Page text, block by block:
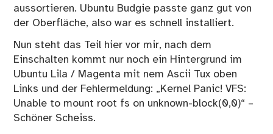
aussortieren. Ubuntu Budgie passte ganz gut von
der Oberfläche, also war es schnell installiert.
Nun steht das Teil hier vor mir, nach dem
Einschalten kommt nur noch ein Hintergrund im
Ubuntu Lila / Magenta mit nem Ascii Tux oben
Links und der Fehlermeldung: „Kernel Panic! VFS:
Unable to mount root fs on unknown-block(0,0)“ –
Schöner Scheiss.